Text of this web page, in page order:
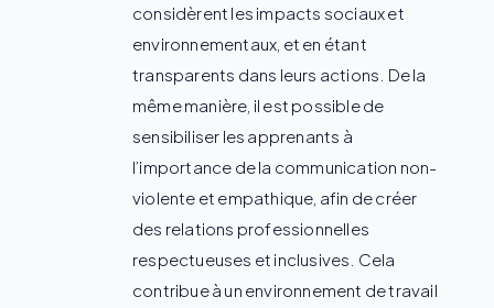
considèrent les impacts sociaux et
environnementaux, et en étant
transparents dans leurs actions. De la
même manière, il est possible de
sensibiliser les apprenants à
l’importance de la communication non-
violente et empathique, afin de créer
des relations professionnelles
respectueuses et inclusives. Cela
contribue à un environnement de travail